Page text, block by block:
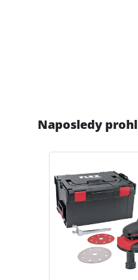
Naposledy